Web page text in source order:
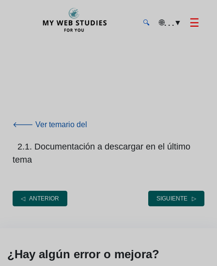
🔍 🌐. . .▼ ☰
🡐 Ver temario del
2.1. Documentación a descargar en el último
tema
◁ ANTERIOR SIGUIENTE ▷
¿Hay algún error o mejora?